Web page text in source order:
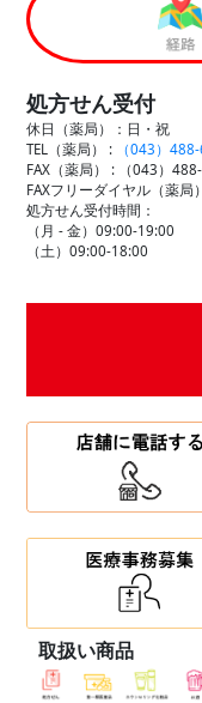
処方せん受付
休日（薬局）：日・祝
TEL（薬局） :
（043）
FAX（薬局） :
（043）
FAXフリーダイヤル（薬局
処方せん受付時間：
（月 - 金）09:00-19:00
（土）09:00-18:00
取扱い商品